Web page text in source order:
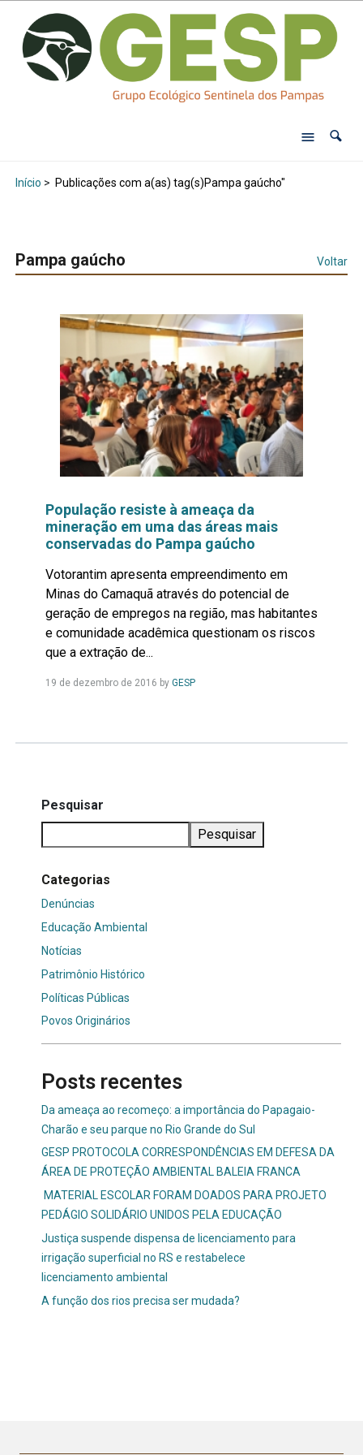
Início > Publicações com a(as) tag(s)Pampa gaúcho"
Pampa gaúcho Voltar
População resiste à ameaça da
mineração em uma das áreas mais
conservadas do Pampa gaúcho
Votorantim apresenta empreendimento em
Minas do Camaquã através do potencial de
geração de empregos na região, mas habitantes
e comunidade acadêmica questionam os riscos
que a extração de...
19 de dezembro de 2016 by GESPLeia
Pesquisar
Pesquisar
Categorias
Denúncias
Educação Ambiental
Notícias
Patrimônio Histórico
Políticas Públicas
Povos Originários
Posts recentes
Da ameaça ao recomeço: a importância do Papagaio-
Charão e seu parque no Rio Grande do Sul
GESP PROTOCOLA CORRESPONDÊNCIAS EM DEFESA DA
ÁREA DE PROTEÇÃO AMBIENTAL BALEIA FRANCA
MATERIAL ESCOLAR FORAM DOADOS PARA PROJETO
PEDÁGIO SOLIDÁRIO UNIDOS PELA EDUCAÇÃO
Justiça suspende dispensa de licenciamento para
irrigação superficial no RS e restabelece
licenciamento ambiental
A função dos rios precisa ser mudada?